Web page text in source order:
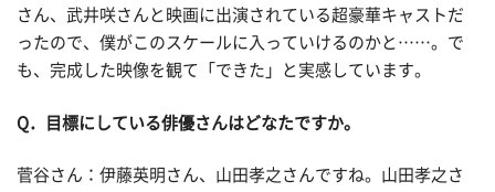
さん、武井咲さんと映画に出演されている超豪華キャストだ
ったので、僕がこのスケールに入っていけるのかと……。で
も、完成した映像を観て「できた」と実感しています。
Q ．目標にしている俳優さんはどなたですか。
菅谷さん：伊藤英明さん、山田孝之さんですね。山田孝之さ